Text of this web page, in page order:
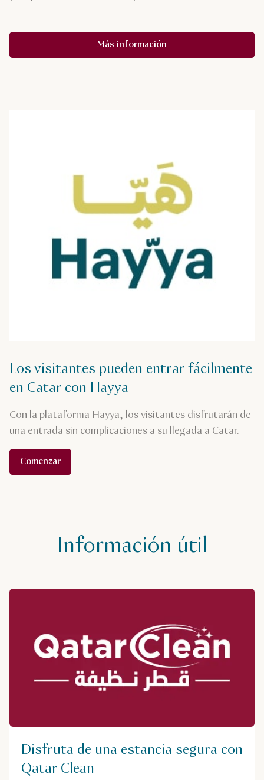
Más información
Los visitantes pueden entrar fácilmente
en Catar con Hayya
Con la plataforma Hayya, los visitantes disfrutarán de
una entrada sin complicaciones a su llegada a Catar.
Comenzar
Información útil
Disfruta de una estancia segura con
Qatar Clean